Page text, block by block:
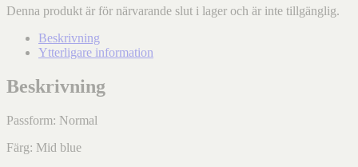
Denna produkt är för närvarande slut i lager och är inte tillgänglig.
Beskrivning
Ytterligare information
Beskrivning
Passform: Normal
Färg: Mid blue